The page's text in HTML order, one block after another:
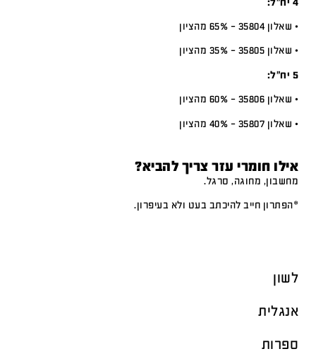
• שאלון 35804 – 65% מהציון
• שאלון 35805 – 35% מהציון
5 יח”ל:
• שאלון 35806 – 60% מהציון
• שאלון 35807 – 40% מהציון
אילו חומרי עזר צריך להביא?
מחשבון, מחוגה, סרגל.
*הפתרון חייב להיכתב בעט ולא בעיפרון.
לשון
אנגלית
ספרות